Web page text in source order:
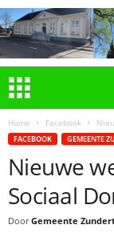
Home Facebook
FACEBOOK GEMEENTE
Nieuwe
Sociaal
Door Gemeente